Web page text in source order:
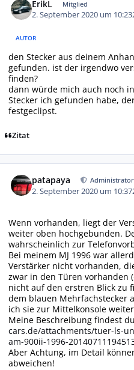
ErikL Mitglied
2. September 2020 um 10:23
AUTOR
den Stecker aus deinem
gefunden. ist der irgendwo
finden?
dann würde mich auch noch
Stecker ich gefunden habe,
festgeclipst.
Zitat
patapaya Administrator
2. September 2020 um 10:37
Wenn vorhanden, liegt der
weiter oben hochgebunden.
wahrscheinlich zur
Bei meinem MJ 1996 war
Verstärker nicht vorhanden,
zwar in den Türen vorhanden
nicht auf den erstren Blick zu
dem blauen Mehrfachstecker
ich sie zur Mittelkonsole
Meine Beschreibung findest
cars.de/attachments/tuer-ls-
am-900ii-1996-
Aber Achtung, im Detail
abweichen!